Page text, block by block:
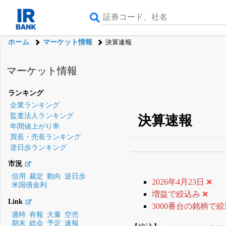
ホーム マーケット情報 決算速報
マーケット情報
ランキング
企業ランキング
監査法人ランキング
年間値上がり率
買長・売長ランキング
逆日歩ランキング
市況
信用
裁定 動向
逆日歩
米国債金利
Link
適時 有報 大量 空売
期末 総会 予定 速報
決算速報
登録すると永久
2026年4月23日
増益で絞込み
3000番台の銘柄で